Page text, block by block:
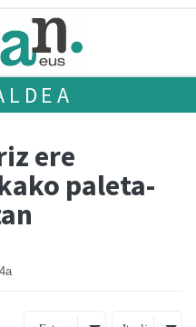
ere
paleta-